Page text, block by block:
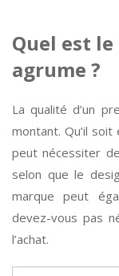
Quel est le
agrume ?
La qualité d’un
montant. Qu’il soit
peut nécessiter
selon que le
marque peut
devez-vous pas
l’achat.